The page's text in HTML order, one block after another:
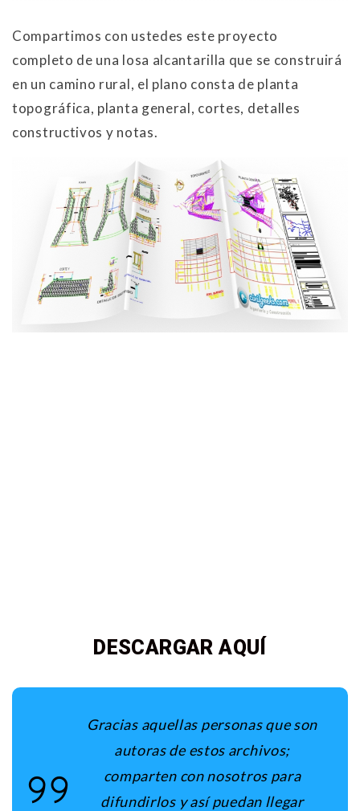
Compartimos con ustedes este proyecto
completo de una losa alcantarilla que se construirá
en un camino rural, el plano consta de planta
topográfica, planta general, cortes, detalles
constructivos y notas.
DESCARGAR AQUÍ
Gracias aquellas personas que son
autoras de estos archivos;
comparten con nosotros para
difundirlos y así puedan llegar